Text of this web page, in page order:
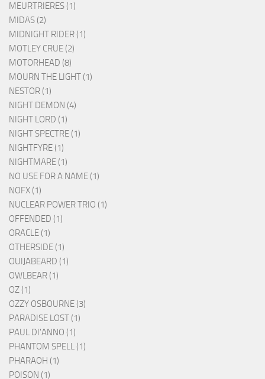
MEURTRIERES (1)
MIDAS (2)
MIDNIGHT RIDER (1)
MOTLEY CRUE (2)
MOTORHEAD (8)
MOURN THE LIGHT (1)
NESTOR (1)
NIGHT DEMON (4)
NIGHT LORD (1)
NIGHT SPECTRE (1)
NIGHTFYRE (1)
NIGHTMARE (1)
NO USE FOR A NAME (1)
NOFX (1)
NUCLEAR POWER TRIO (1)
OFFENDED (1)
ORACLE (1)
OTHERSIDE (1)
OUIJABEARD (1)
OWLBEAR (1)
OZ (1)
OZZY OSBOURNE (3)
PARADISE LOST (1)
PAUL DI'ANNO (1)
PHANTOM SPELL (1)
PHARAOH (1)
POISON (1)